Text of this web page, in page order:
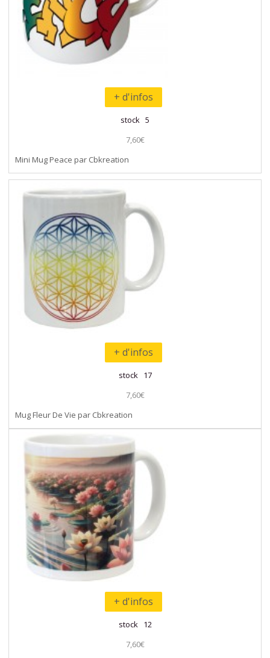
+ d'infos
stock 5
7,60€
Mini Mug Peace par Cbkreation
+ d'infos
stock 17
7,60€
Mug Fleur De Vie par Cbkreation
+ d'infos
stock 12
7,60€